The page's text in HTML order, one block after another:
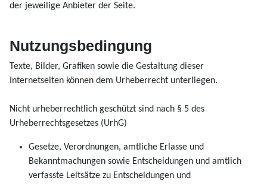
der jeweilige Anbieter der Seite.
Nutzungsbedingung
Texte, Bilder, Grafiken sowie die Gestaltung dieser
Internetseiten können dem Urheberrecht unterliegen.
Nicht urheberrechtlich geschützt sind nach § 5 des
Urheberrechtsgesetzes (UrhG)
Gesetze, Verordnungen, amtliche Erlasse und
Bekanntmachungen sowie Entscheidungen und amtlich
verfasste Leitsätze zu Entscheidungen und